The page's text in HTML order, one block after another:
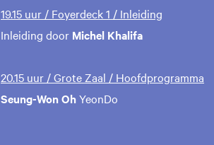
19.15 uur / Foyerdeck 1 / Inleiding
Inleiding door Michel Khalifa
20.15 uur / Grote Zaal / Hoofdprogramma
Seung-WonOhYeonDo